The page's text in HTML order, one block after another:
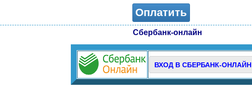
Оплатить
Сбербанк-онлайн
ВХОД В СБЕРБАНК-ОНЛАЙН